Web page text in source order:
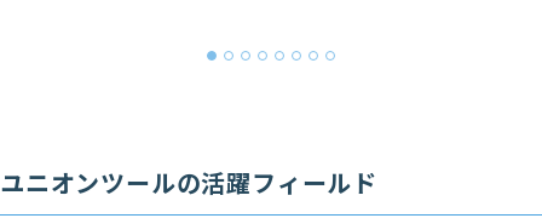
ユニオンツールの活躍フィールド